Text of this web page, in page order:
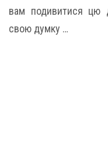
вам подивитися цю
свою думку …